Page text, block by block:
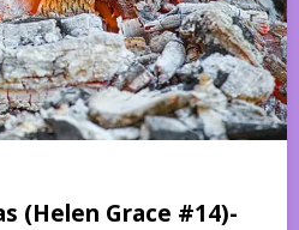
(Helen Grace #14)-